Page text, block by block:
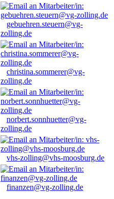
gebuehren.steuern@vg-
zolling.de
christina.sommerer@vg-
zolling.de
norbert.sonnhuetter@vg-
zolling.de
vhs-zolling@vhs-moosburg.de
finanzen@vg-zolling.de